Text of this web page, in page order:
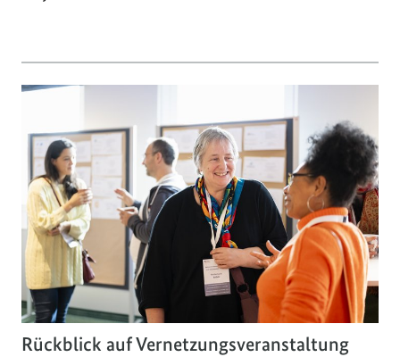
Rückblick auf Vernetzungsveranstaltung